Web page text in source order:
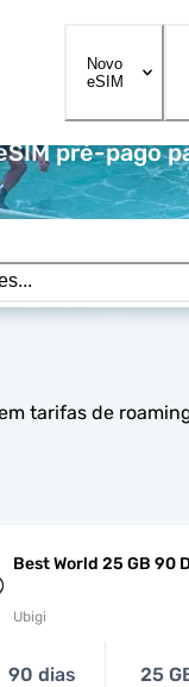
Novo
eSIM
pré-pago
tarifas de
Best World 25 GB 90
Ubigi
90 dias 25